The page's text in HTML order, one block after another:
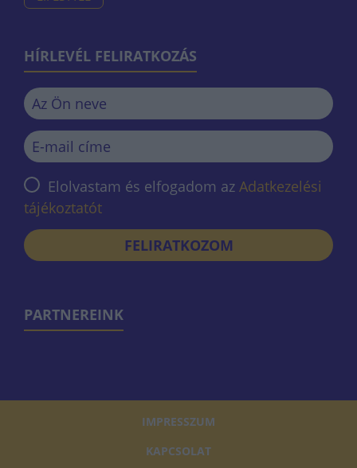
HÍRLEVÉL FELIRATKOZÁS
Elolvastam és elfogadom az Adatkezelési
tájékoztatót
FELIRATKOZOM
PARTNEREINK
IMPRESSZUM
KAPCSOLAT